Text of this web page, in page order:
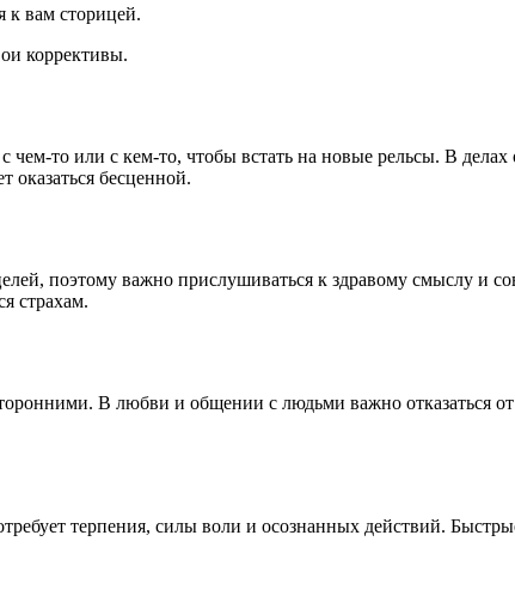
к вам сторицей.
коррективы.
то или с кем-то, чтобы встать на новые рельсы. В
бесценной.
поэтому важно прислушиваться к здравому смыслу и
страхам.
В любви и общении с людьми важно отказаться
терпения, силы воли и осознанных действий.